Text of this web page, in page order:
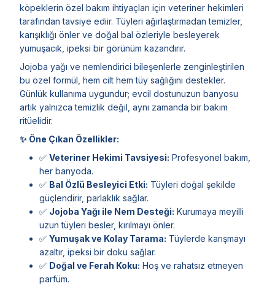
köpeklerin özel bakım ihtiyaçları için veteriner hekimleri
tarafından tavsiye ediir. Tüyleri ağırlaştırmadan temizler,
karışıklığı önler ve doğal bal özleriyle besleyerek
yumuşacık, ipeksi bir görünüm kazandırır.
Jojoba yağı ve nemlendirici bileşenlerle zenginleştirilen
bu özel formül, hem cilt hem tüy sağlığını destekler.
Günlük kullanıma uygundur; evcil dostunuzun banyosu
artık yalnızca temizlik değil, aynı zamanda bir bakım
ritüelidir.
✨ Öne Çıkan Özellikler:
✅ Veteriner Hekimi Tavsiyesi: Profesyonel bakım,
her banyoda.
✅ Bal Özlü Besleyici Etki: Tüyleri doğal şekilde
güçlendirir, parlaklık sağlar.
✅ Jojoba Yağı ile Nem Desteği: Kurumaya meyilli
uzun tüyleri besler, kırılmayı önler.
✅ Yumuşak ve Kolay Tarama: Tüylerde karışmayı
azaltır, ipeksi bir doku sağlar.
✅ Doğal ve Ferah Koku: Hoş ve rahatsız etmeyen
parfüm.